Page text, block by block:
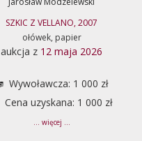
SZKIC Z VELLANO, 2007
ołówek, papier
aukcja z 12 maja 2026
Wywoławcza: 1 000 zł
Cena uzyskana: 1 000 zł
... więcej ...